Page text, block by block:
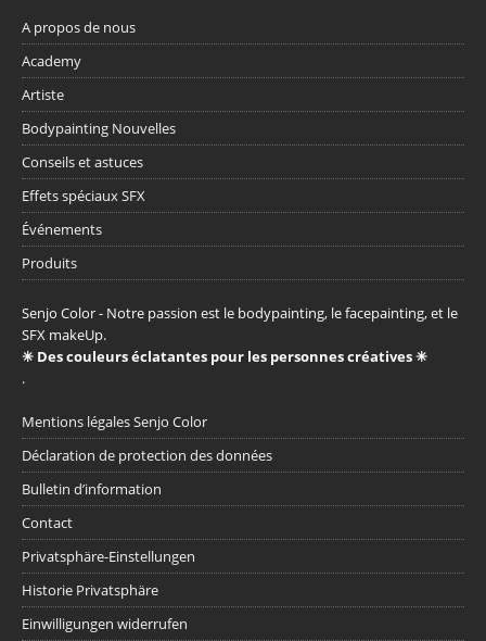
A propos de nous
Academy
Artiste
Bodypainting Nouvelles
Conseils et astuces
Effets spéciaux SFX
Événements
Produits
Senjo Color - Notre passion est le bodypainting, le facepainting, et le
SFX makeUp.
✳ Des couleurs éclatantes pour les personnes créatives ✳
.
Mentions légales Senjo Color
Déclaration de protection des données
Bulletin d’information
Contact
Privatsphäre-Einstellungen
Historie Privatsphäre
Einwilligungen widerrufen